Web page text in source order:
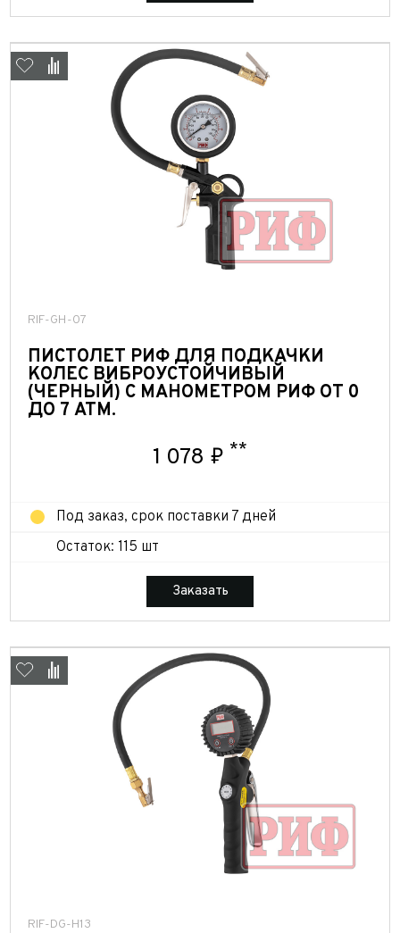
RIF-GH-07
ПИСТОЛЕТ РИФ ДЛЯ ПОДКАЧКИ
КОЛЕС ВИБРОУСТОЙЧИВЫЙ
(ЧЕРНЫЙ) С МАНОМЕТРОМ РИФ ОТ 0
ДО 7 АТМ.
1 078 ₽ **
Под заказ, срок поставки 7 дней
Остаток: 115 шт
Заказать
RIF-DG-H13